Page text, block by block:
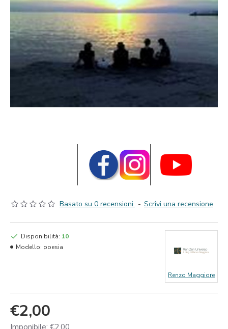
Basato su 0 recensioni. - Scrivi una recensione
€2,00
Disponibilità: 10
Modello: poesia
Renzo Maggiore